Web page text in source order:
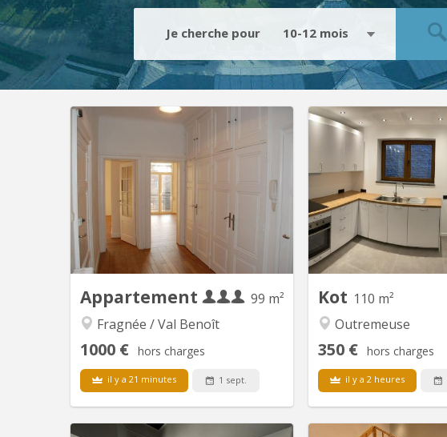
Je cherche pour 10-12 mois
Appartement
99 m²
Fragnée / Val Benoît
1000 € hors charges
il y a 21 minutes 1 sept.
KL 16682
Kot 110 m²
Outremeuse
350 € hors charges
il y a 2 heures